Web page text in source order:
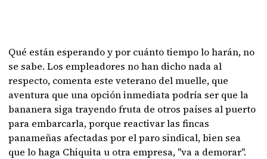
Qué están esperando y por cuánto tiempo lo harán, no
se sabe. Los empleadores no han dicho nada al
respecto, comenta este veterano del muelle, que
aventura que una opción inmediata podría ser que la
bananera siga trayendo fruta de otros países al puerto
para embarcarla, porque reactivar las fincas
panameñas afectadas por el paro sindical, bien sea
que lo haga Chiquita u otra empresa, "va a demorar".